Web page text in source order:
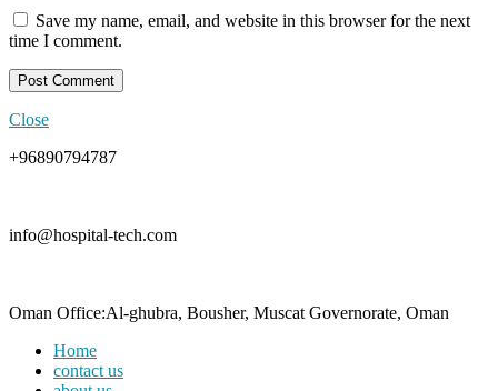
Save my name, email, and website in this browser for the next
time I comment.
Close
+96890794787
info@hospital-tech.com
Oman Office:Al-ghubra, Bousher, Muscat Governorate, Oman
Home
contact us